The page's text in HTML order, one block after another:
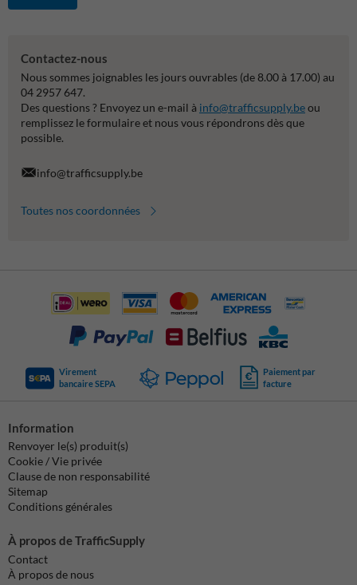
Contactez-nous
Nous sommes joignables les jours ouvrables (de 8.00 à 17.00) au
04 2957 647.
Des questions ? Envoyez un e-mail à info@trafficsupply.beou
remplissez le formulaire et nous vous répondrons dès que
possible.
info@trafficsupply.be
Toutes nos coordonnées
Virement
bancaire SEPA
Paiement par
facture
Information
Renvoyer le(s) produit(s)
Cookie / Vie privée
Clause de non responsabilité
Sitemap
Conditions générales
À propos de TrafficSupply
Contact
À propos de nous